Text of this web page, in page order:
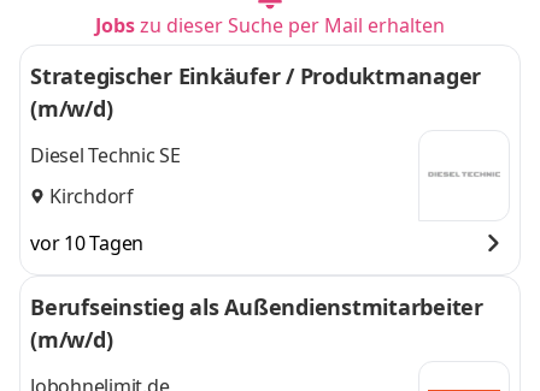
Jobszu dieser Suche per Mail erhalten
Strategischer Einkäufer / Produktmanager
(m/w/d)
Diesel Technic SE
Kirchdorf
vor 10 Tagen
Berufseinstieg als Außendienstmitarbeiter
(m/w/d)